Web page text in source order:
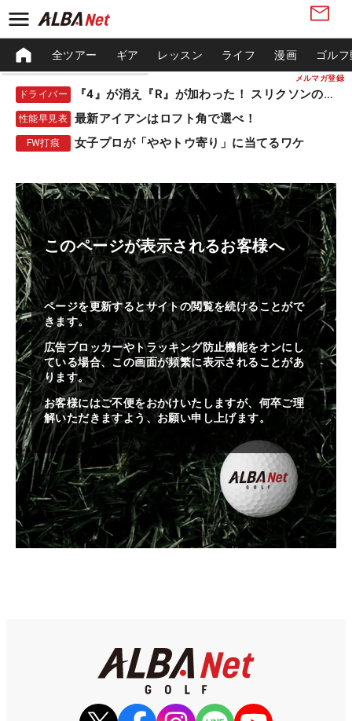
メルマガ登録
全ツアー ギア レッスン ライフ 漫画 ゴル
ドライバー 『4』が消え『R』が加わった！ スリクソンの新作
性能早見表 最新アイアンはロフト角で選べ！
FW打痕 女子プロが「ややトウ寄り」に当てるワケ
このページが表示されるお客様へ
ページを更新するとサイトの閲覧を続けることがで
きます。
広告ブロッカーやトラッキング防止機能をオンにし
ている場合、この画面が頻繁に表示されることがあ
ります。
お客様にはご不便をおかけいたしますが、何卒ご理
解いただきますよう、お願い申し上げます。